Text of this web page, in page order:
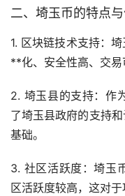
二、埼玉币的特点
1. 区块链技术支持：
**化、安全性高、交易
2. 埼玉县的支持：作
了埼玉县政府的支持
基础。
3. 社区活跃度：埼玉
区活跃度较高，这对于